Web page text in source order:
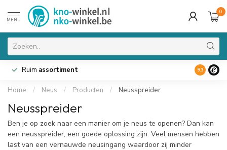
MENU
0
Ruim assortiment 9.3
Home / Neus / Producten / Neusspreider
Neusspreider
Ben je op zoek naar een manier om je neus te openen? Dan kan
een neusspreider, een goede oplossing zijn. Veel mensen hebben
last van een vernauwde neusingang waardoor zij minder